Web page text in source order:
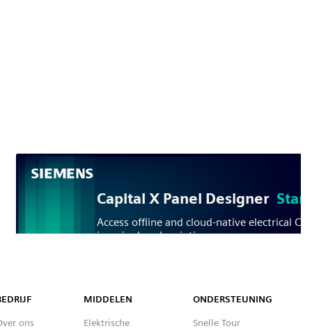
Capital™ X Panel Designer
ons
MIDDELEN
Elektrische
ONDERSTEUNING
Snelle Tour